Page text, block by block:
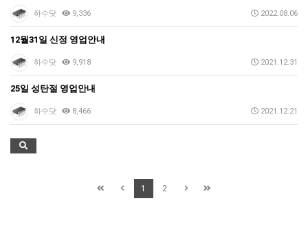
하수닷 9,336 2022.08.06
12월31일 신정 영업안내
하수닷 9,918 2021.12.31
25일 성탄절 영업안내
하수닷 8,466 2021.12.21
1 2